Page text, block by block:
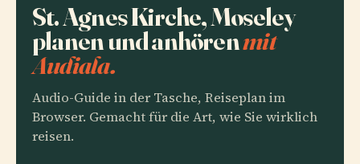
St. Agnes Kirche, Moseley
planen und anhörenmit
Audiala.
Audio-Guide in der Tasche, Reiseplan im
Browser. Gemacht für die Art, wie Sie wirklich
reisen.